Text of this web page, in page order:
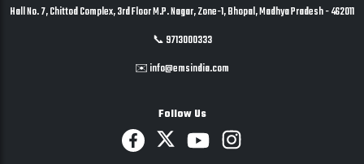
Hall No. 7, Chittod Complex, 3rd Floor M.P. Nagar, Zone-1, Bhopal, Madhya Pradesh - 462011
📞 9713000333
✉️ info@emsindia.com
Follow Us